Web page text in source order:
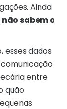
Ainda
sabem o
esses dados
entre
quão